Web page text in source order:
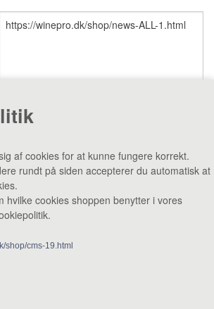
af cookies for at kunne fungere korrekt.
rundt på siden accepterer du automatisk at
hvilke cookies shoppen benytter i vores
shop/cms-19.html
SMAGEBAR
KONTAKT
Lager & smagebar: Danstrupvej 27 F 3480
20 20 25•mail@winepro.dk
varelevering 8 - 16 • Smagebaren 14 - 16